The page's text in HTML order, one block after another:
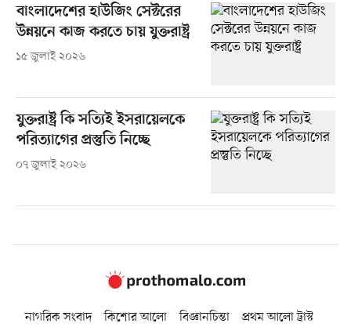
বাংলাদেশের হাউজিং সেক্টরের
উন্নয়নে কাজ করতে চায় যুক্তরাষ্ট্র
১৫ জুলাই ২০২৬
যুক্তরাষ্ট্র কি সত্যিই ইসরায়েলকে
পরিত্যাগের প্রস্তুতি নিচ্ছে
০৭ জুলাই ২০২৬
নাগরিক সংবাদ কিশোর আলো বিজ্ঞানচিন্তা
প্রথম আলো ট্রাস্ট